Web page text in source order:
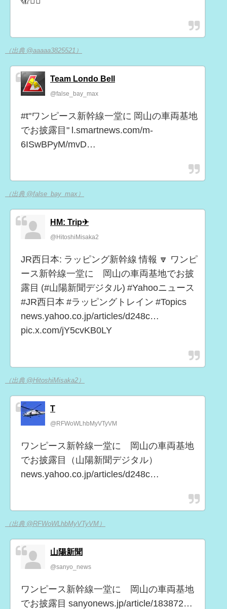
（出典 @aaaaa3825521）
Team Londo Bell
@false_bay_max
#t"ワンピース新幹線一堂に 岡山の車両基地
でお披露目" l.smartnews.com/m-
6ISwBPyM/mvD…
（出典 @false_bay_max）
HM: Trip✈
@HitoshiMisaka2
JR西日本: ラッピング新幹線 情報 🔽 ワンピ
ース新幹線一堂に 岡山の車両基地でお披
露目 (#山陽新聞デジタル) #Yahooニュース
#JR西日本 #ラッピングトレイン #Topics
news.yahoo.co.jp/articles/d248c…
pic.x.com/jY5cvKB0LY
（出典 @HitoshiMisaka2）
T
@RFWoWLhbMyVTyVM
ワンピース新幹線一堂に 岡山の車両基地
でお披露目（山陽新聞デジタル）
news.yahoo.co.jp/articles/d248c…
（出典 @RFWoWLhbMyVTyVM）
山陽新聞
@sanyo_news
ワンピース新幹線一堂に 岡山の車両基地
でお披露目 sanyonews.jp/article/183872…